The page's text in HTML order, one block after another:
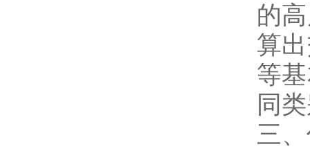
的
算
等
同
三